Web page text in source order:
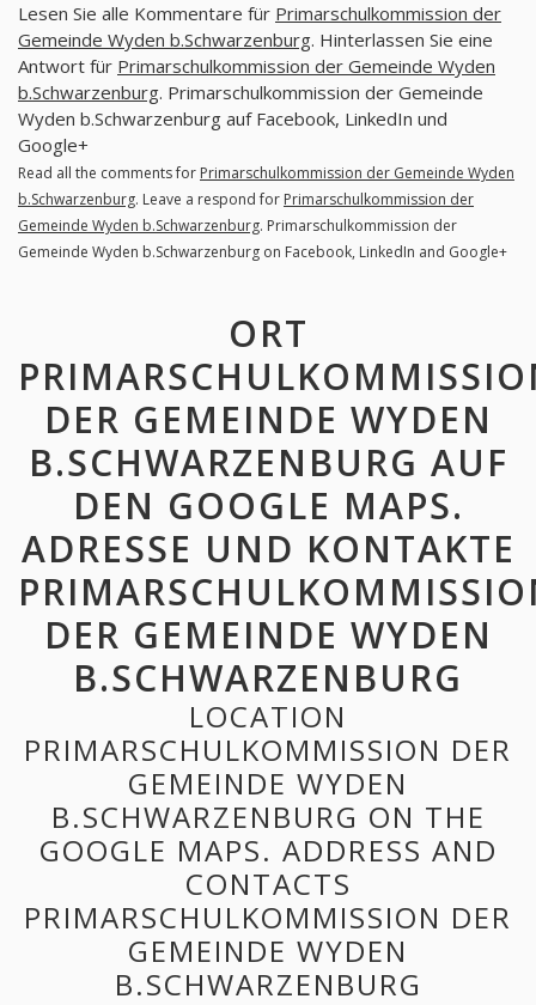
Lesen Sie alle Kommentare für Primarschulkommission der
Gemeinde Wyden b.Schwarzenburg. Hinterlassen Sie eine
Antwort für Primarschulkommission der Gemeinde Wyden
b.Schwarzenburg. Primarschulkommission der Gemeinde
Wyden b.Schwarzenburg auf Facebook, LinkedIn und
Google+
Read all the comments for Primarschulkommission der Gemeinde Wyden
b.Schwarzenburg. Leave a respond for Primarschulkommission der
Gemeinde Wyden b.Schwarzenburg. Primarschulkommission der
Gemeinde Wyden b.Schwarzenburg on Facebook, LinkedIn and Google+
ORT
DER GEMEINDE WYDEN
B.SCHWARZENBURG AUF
DEN GOOGLE MAPS.
ADRESSE UND KONTAKTE
DER GEMEINDE WYDEN
B.SCHWARZENBURG
LOCATION
PRIMARSCHULKOMMISSION DER
GEMEINDE WYDEN
B.SCHWARZENBURG ON THE
GOOGLE MAPS. ADDRESS AND
CONTACTS
PRIMARSCHULKOMMISSION DER
GEMEINDE WYDEN
B.SCHWARZENBURG